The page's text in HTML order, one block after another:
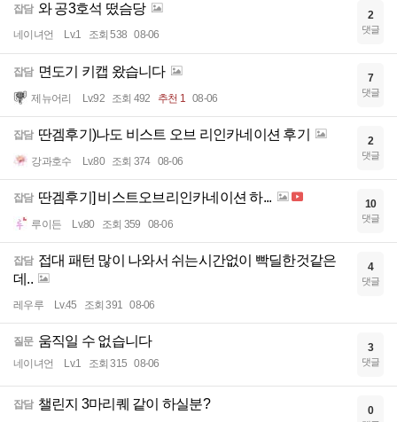
잡담 와 공3호석 떴슴당
네이녀언 Lv.1 조회 538 08-06
2
댓글
잡담 면도기 키캡 왔습니다
제뉴어리 Lv.92 조회 492 추천 1 08-06
7
댓글
잡담 딴겜후기)나도 비스트 오브 리인카네이션 후기
강과호수 Lv.80 조회 374 08-06
2
댓글
잡담 딴겜후기] 비스트오브리인카네이션 하...
루이든 Lv.80 조회 359 08-06
10
댓글
잡담 접대 패턴 많이 나와서 쉬는시간없이 빡딜한것같은
데..
레우루 Lv.45 조회 391 08-06
4
댓글
질문 움직일 수 없습니다
네이녀언 Lv.1 조회 315 08-06
3
댓글
잡담 챌린지 3마리퀘 같이 하실분? 0